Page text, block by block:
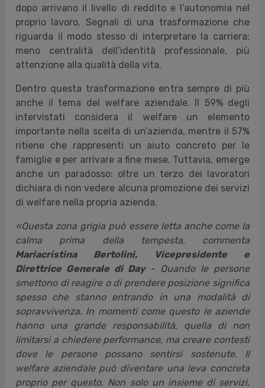
dopo arrivano il livello di reddito e l’autonomia nel
proprio lavoro. Segnali di una trasformazione che
riguarda il modo stesso di interpretare la carriera:
meno centralità dell’identità professionale, più
attenzione alla qualità della vita.
Dentro questa trasformazione entra sempre di più
anche il tema del welfare aziendale. Il 59% degli
intervistati considera il welfare un elemento
importante nella scelta di un’azienda, mentre il 57%
ritiene che rappresenti un aiuto concreto per le
famiglie e per arrivare a fine mese. Tuttavia, emerge
anche un paradosso: oltre un terzo dei lavoratori
dichiara di non vedere alcuna promozione dei servizi
di welfare nella propria azienda.
«Questa zona grigia può essere letta anche come la
calma prima della tempesta, commenta
Mariacristina Bertolini, Vicepresidente e
Direttrice Generale di Day- Quando le persone
smettono di reagire o di prendere posizione significa
spesso che stanno entrando in una modalità di
sopravvivenza. In momenti come questo le aziende
hanno una grande responsabilità, quella di non
limitarsi a chiedere performance, ma creare contesti
dove le persone possano sentirsi sostenute. Il
welfare aziendale può diventare una leva concreta
proprio per questo. Non solo un insieme di servizi,